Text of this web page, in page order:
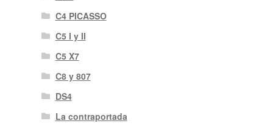
C4 PICASSO
C5 I y II
C5 X7
C8 y 807
DS4
La contraportada